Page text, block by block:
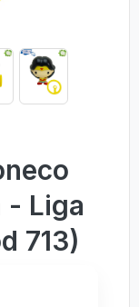
- Liga
713)